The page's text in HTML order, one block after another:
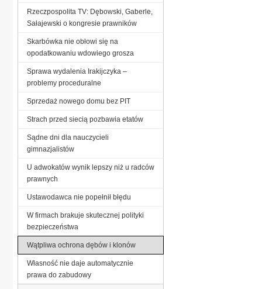
Rzeczpospolita TV: Dębowski, Gaberle,
Sałajewski o kongresie prawników
Skarbówka nie obłowi się na
opodatkowaniu wdowiego grosza
Sprawa wydalenia Irakijczyka –
problemy proceduralne
Sprzedaż nowego domu bez PIT
Strach przed siecią pozbawia etatów
Sądne dni dla nauczycieli
gimnazjalistów
U adwokatów wynik lepszy niż u radców
prawnych
Ustawodawca nie popełnił błędu
W firmach brakuje skutecznej polityki
bezpieczeństwa
Wątpliwa ochrona dębów i klonów
Własność nie daje automatycznie
prawa do zabudowy